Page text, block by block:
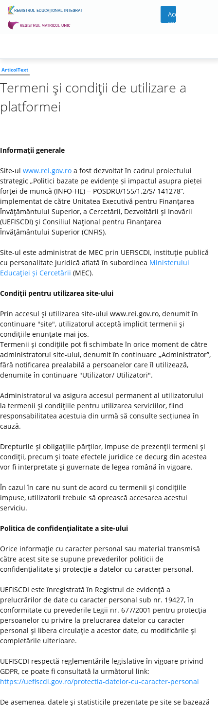
Acces
cont
ArticolText
Termeni şi condiţii de utilizare a
platformei
Informaţii generale
Site-ul www.rei.gov.ro a fost dezvoltat în cadrul proiectului
strategic „Politici bazate pe evidențe și impactul asupra pieței
forței de muncă (INFO-HE) ‒ POSDRU/155/1.2/S/ 141278”,
implementat de către Unitatea Executivă pentru Finanţarea
Învăţământului Superior, a Cercetării, Dezvoltării şi Inovării
(UEFISCDI) şi Consiliul Naţional pentru Finanţarea
Învăţământului Superior (CNFIS).
Site-ul este administrat de MEC prin UEFISCDI, instituţie publică
cu personalitate juridică aflată în subordinea Ministerului
Educaţiei și Cercetării (MEC).
Condiţii pentru utilizarea site-ului
Prin accesul şi utilizarea site-ului www.rei.gov.ro, denumit în
continuare "site", utilizatorul acceptă implicit termenii şi
condiţiile enunţate mai jos.
Termenii şi condiţiile pot fi schimbate în orice moment de către
administratorul site-ului, denumit în continuare „Administrator”,
fără notificarea prealabilă a persoanelor care îl utilizează,
denumite în continuare "Utilizator/ Utilizatori".
Administratorul va asigura accesul permanent al utilizatorului
la termenii şi condiţiile pentru utilizarea serviciilor, fiind
responsabilitatea acestuia din urmă să consulte secțiunea în
cauză.
Drepturile şi obligaţiile părţilor, impuse de prezenţii termeni şi
condiţii, precum şi toate efectele juridice ce decurg din acestea
vor fi interpretate şi guvernate de legea română în vigoare.
În cazul în care nu sunt de acord cu termenii şi condiţiile
impuse, utilizatorii trebuie să oprească accesarea acestui
serviciu.
Politica de confidenţialitate a site-ului
Orice informaţie cu caracter personal sau material transmisă
către acest site se supune prevederilor politicii de
confidenţialitate şi protecţie a datelor cu caracter personal.
UEFISCDI este înregistrată în Registrul de evidenţă a
prelucrărilor de date cu caracter personal sub nr. 19427, în
conformitate cu prevederile Legii nr. 677/2001 pentru protecţia
persoanelor cu privire la prelucrarea datelor cu caracter
personal şi libera circulaţie a acestor date, cu modificările şi
completările ulterioare.
UEFISCDI respectă reglementările legislative în vigoare privind
GDPR, ce poate fi consultată la următorul link:
https://uefiscdi.gov.ro/protectia-datelor-cu-caracter-personal
De asemenea, datele şi statisticile prezentate pe site se bazează